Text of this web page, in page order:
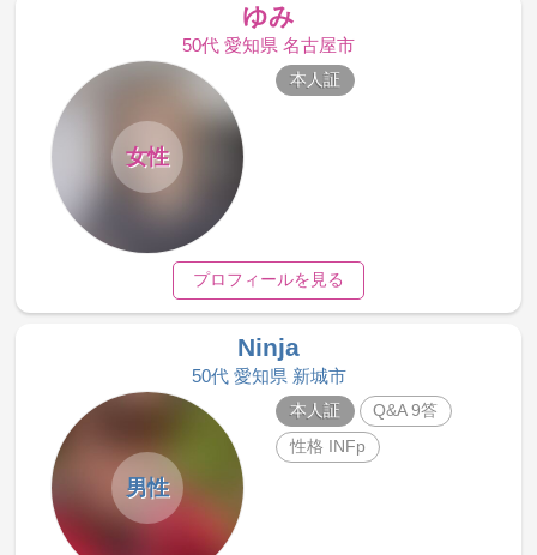
ゆみ
50代 愛知県 名古屋市
女性
本人証
プロフィールを見る
Ninja
50代 愛知県 新城市
男性
本人証
Q&A 9答
性格 INFp